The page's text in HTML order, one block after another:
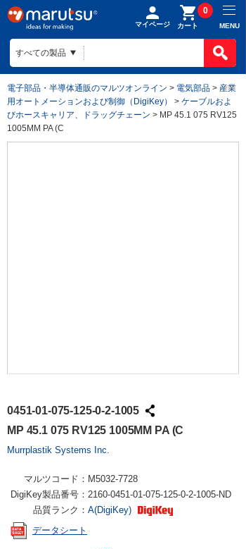
マイページ カート
0
MENU
電子部品・半導体通販のマルツオンライン > 電気部品 > 産業
用オートメーションおよび制御（DigiKey）
> ケーブルおよ
びホースキャリア、ドラッグチェーン > MP 45.1 075 RV125
1005MM PA (C
0451-01-075-125-0-2-1005
MP 45.1 075 RV125 1005MM PA (C
Murrplastik Systems Inc.
マルツコード： M5032-7728
DigiKey製品番号： 2160-0451-01-075-125-0-2-1005-ND
品質ランク： A(DigiKey)
データシート